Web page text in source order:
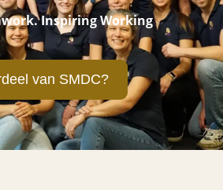
Inspiring Working
van SMDC?